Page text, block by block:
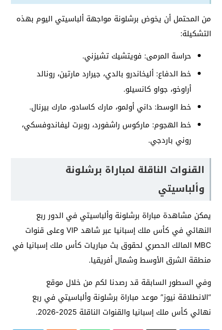
من المحتمل أن يخوض برشلونة مواجهة ألباسيتي اليوم بهذه
التشكيلة:
حراسة المرمى: فويتشيك تشيزني.
خط الدفاع: أليخاندرو بالدي، جيرارد مارتين، رونالد
أراوخو، جواو كانسيلو.
خط الوسط: داني أولمو، مارك كاسادو، مارك بيرنال.
خط الهجوم: ماركوس راشفورد، روبرت ليفاندوفسكي،
روني باردجي.
القنوات الناقلة لمباراة برشلونة
وألباسيتي
يمكن مشاهدة مباراة برشلونة وألباسيتي في الدور ربع
النهائي في كأس ملك إسبانيا عبر شاهد VIP وعلى قنوات
MBC المالك الحصري لحقوق بث مباريات كأس ملك إسبانيا في
منطقة الشرق الأوسط وشمال أفريقيا.
وفي السطور السابقة قد رصدنا لكم من خلال موقع
“الانطلاقة نيوز” موعد مباراة برشلونة وألباسيتي في ربع
نهائي كأس ملك إسبانيا والقنوات الناقلة 2025-2026.